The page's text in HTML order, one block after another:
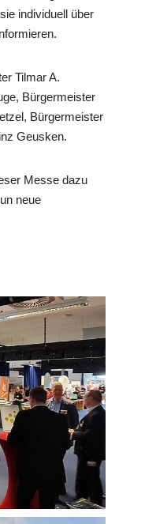
individuell über
Tilmar A.
Bürgermeister
Bürgermeister
Geusken.
Messe dazu
neue